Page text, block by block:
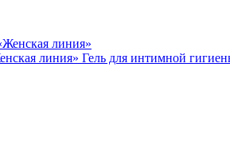
линия» Гель для интимной